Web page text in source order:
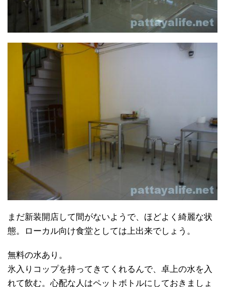
まだ新装開店して間がないようで、ほどよく綺麗な状
態。ローカル向け食堂としては上出来でしょう。
無料の水あり。
氷入りコップを持ってきてくれるんで、卓上の水を入
れて飲む。心配な人はペットボトルにしておきましょ